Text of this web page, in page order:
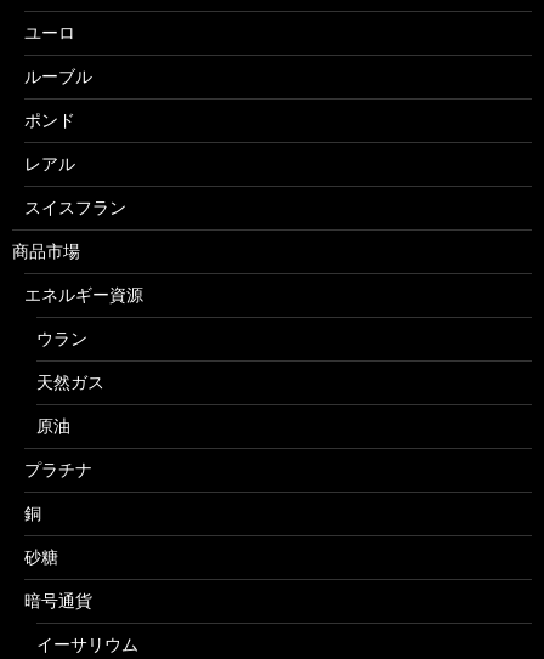
ユーロ
ルーブル
ポンド
レアル
スイスフラン
商品市場
エネルギー資源
ウラン
天然ガス
原油
プラチナ
銅
砂糖
暗号通貨
イーサリウム